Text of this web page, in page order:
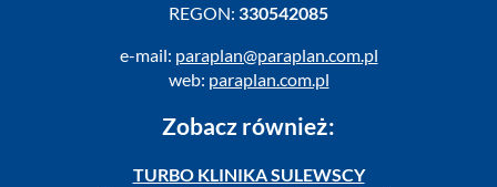
REGON: 330542085
e-mail: paraplan@paraplan.com.pl
web: paraplan.com.pl
Zobacz również:
TURBO KLINIKA SULEWSCY